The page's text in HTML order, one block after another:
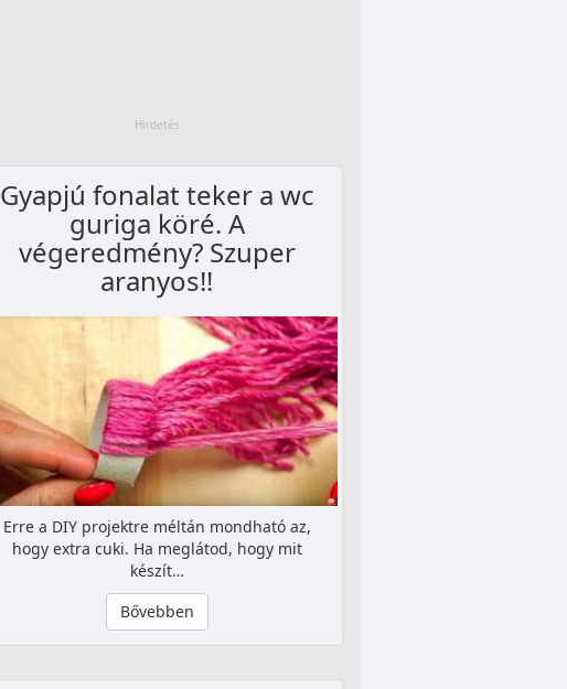
Gyapjú fonalat teker a wc
guriga köré. A
végeredmény? Szuper
aranyos!!
Erre a DIY projektre méltán mondható az,
hogy extra cuki. Ha meglátod, hogy mit
készít…
Bővebben